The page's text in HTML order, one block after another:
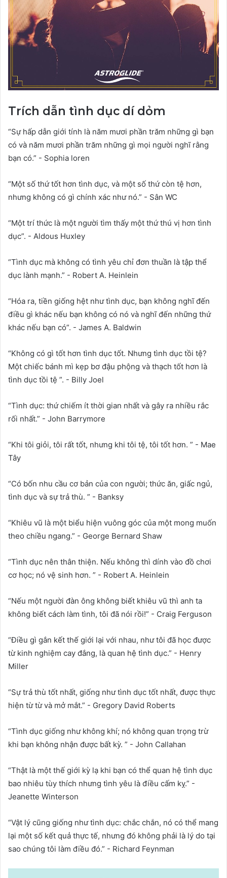
Trích dẫn tình dục dí dỏm
“Sự hấp dẫn giới tính là năm mươi phần trăm những gì bạn
có và năm mươi phần trăm những gì mọi người nghĩ rằng
bạn có.” - Sophia loren
“Một số thứ tốt hơn tình dục, và một số thứ còn tệ hơn,
nhưng không có gì chính xác như nó.” - Sân WC
“Một trí thức là một người tìm thấy một thứ thú vị hơn tình
dục”. - Aldous Huxley
“Tình dục mà không có tình yêu chỉ đơn thuần là tập thể
dục lành mạnh.” - Robert A. Heinlein
“Hóa ra, tiền giống hệt như tình dục, bạn không nghĩ đến
điều gì khác nếu bạn không có nó và nghĩ đến những thứ
khác nếu bạn có”. - James A. Baldwin
“Không có gì tốt hơn tình dục tốt. Nhưng tình dục tồi tệ?
Một chiếc bánh mì kẹp bơ đậu phộng và thạch tốt hơn là
tình dục tồi tệ ”. - Billy Joel
“Tình dục: thứ chiếm ít thời gian nhất và gây ra nhiều rắc
rối nhất.” - John Barrymore
“Khi tôi giỏi, tôi rất tốt, nhưng khi tôi tệ, tôi tốt hơn. ” - Mae
Tây
“Có bốn nhu cầu cơ bản của con người; thức ăn, giấc ngủ,
tình dục và sự trả thù. ” - Banksy
“Khiêu vũ là một biểu hiện vuông góc của một mong muốn
theo chiều ngang.” - George Bernard Shaw
“Tình dục nên thân thiện. Nếu không thì dính vào đồ chơi
cơ học; nó vệ sinh hơn. ” - Robert A. Heinlein
“Nếu một người đàn ông không biết khiêu vũ thì anh ta
không biết cách làm tình, tôi đã nói rồi!” - Craig Ferguson
“Điều gì gắn kết thế giới lại với nhau, như tôi đã học được
từ kinh nghiệm cay đắng, là quan hệ tình dục.” - Henry
Miller
“Sự trả thù tốt nhất, giống như tình dục tốt nhất, được thực
hiện từ từ và mở mắt.” - Gregory David Roberts
“Tình dục giống như không khí; nó không quan trọng trừ
khi bạn không nhận được bất kỳ. ” - John Callahan
“Thật là một thế giới kỳ lạ khi bạn có thể quan hệ tình dục
bao nhiêu tùy thích nhưng tình yêu là điều cấm kỵ.” -
Jeanette Winterson
“Vật lý cũng giống như tình dục: chắc chắn, nó có thể mang
lại một số kết quả thực tế, nhưng đó không phải là lý do tại
sao chúng tôi làm điều đó.” - Richard Feynman